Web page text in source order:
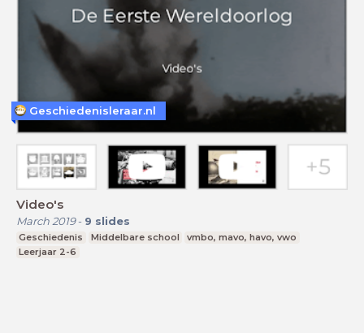
Video's
March 2019- 9 slides
Geschiedenis Middelbare school
vmbo, mavo, havo, vwo
Leerjaar 2-6
Geschiedenisleraar.nl